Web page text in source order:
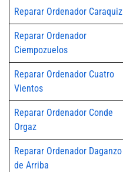
Reparar Ordenador Caraquiz
Reparar Ordenador
Ciempozuelos
Reparar Ordenador Cuatro
Vientos
Reparar Ordenador Conde
Orgaz
Reparar Ordenador Daganzo
de Arriba